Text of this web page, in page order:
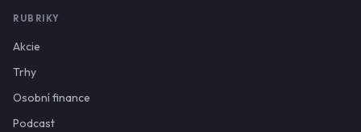
RUBRIKY
Akcie
Trhy
Osobní finance
Podcast